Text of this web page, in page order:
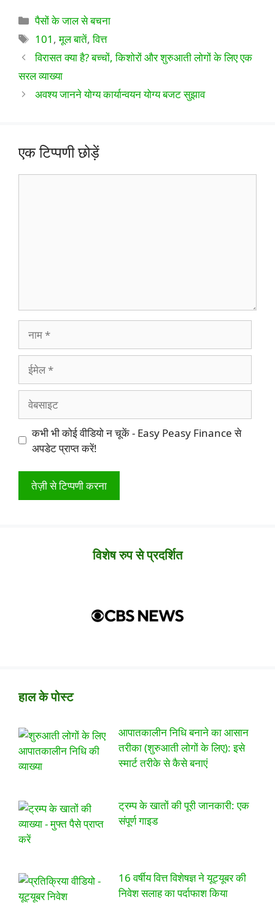
श्रेणियाँ
पैसों के जाल से बचना
टैग
101 ,मूल बातें,वित्त
विरासत क्या है? बच्चों, किशोरों और शुरुआती लोगों के लिए एक
सरल व्याख्या
अवश्य जानने योग्य कार्यान्वयन योग्य बजट सुझाव
एक टिप्पणी छोड़ें
ईमेल
वेबसाइट
कभी भी कोई वीडियो न चूकें - Easy Peasy Finance से
अपडेट प्राप्त करें!
विशेष रुप से प्रदर्शित
हाल के पोस्ट
आपातकालीन निधि बनाने का आसान
तरीका (शुरुआती लोगों के लिए): इसे
स्मार्ट तरीके से कैसे बनाएं
ट्रम्प के खातों की पूरी जानकारी: एक
संपूर्ण गाइड
16 वर्षीय वित्त विशेषज्ञ ने यूट्यूबर की
निवेश सलाह का पर्दाफाश किया